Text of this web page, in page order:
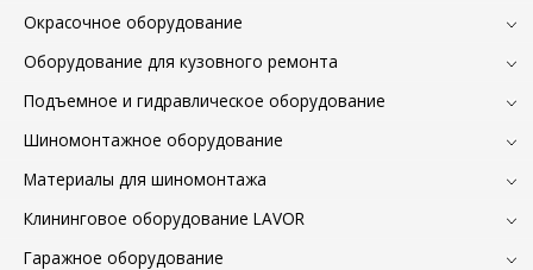
Окрасочное оборудование
Оборудование для кузовного ремонта
Подъемное и гидравлическое оборудование
Шиномонтажное оборудование
Материалы для шиномонтажа
Клининговое оборудование LAVOR
Гаражное оборудование